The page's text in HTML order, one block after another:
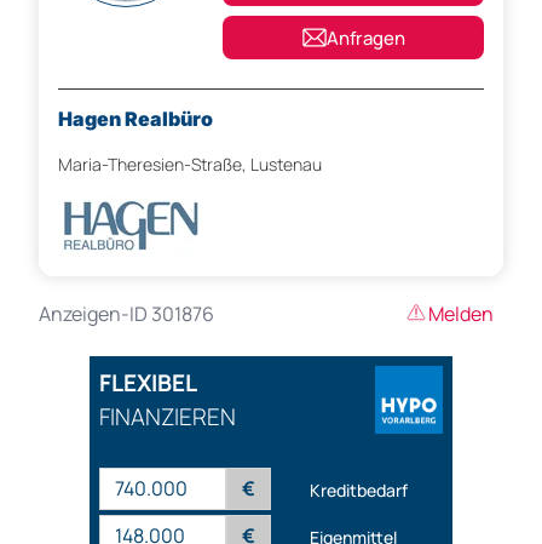
Anfragen
Hagen Realbüro
Maria-Theresien-Straße, Lustenau
Anzeigen-ID 301876 Melden
FLEXIBEL
FINANZIEREN
€ Kreditbedarf
€
Eigenmittel